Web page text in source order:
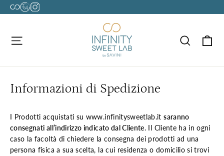
direttamente
contenuti
Sito
Savini
Profilo
Chef
Profilo
Navigazione del sito Cerca
Informazioni di Spedizione
I Prodotti acquistati su www.infinitysweetlab.itsaranno
consegnati all’indirizzo indicato dal Cliente. Il Cliente ha in ogni
caso la facoltà di chiedere la consegna dei prodotti ad una
persona fisica a sua scelta, la cui residenza o domicilio si trovi